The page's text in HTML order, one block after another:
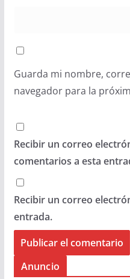
Guarda mi nombre,
navegador para la
Recibir un correo
comentarios a esta
Recibir un correo
entrada.
Anuncio